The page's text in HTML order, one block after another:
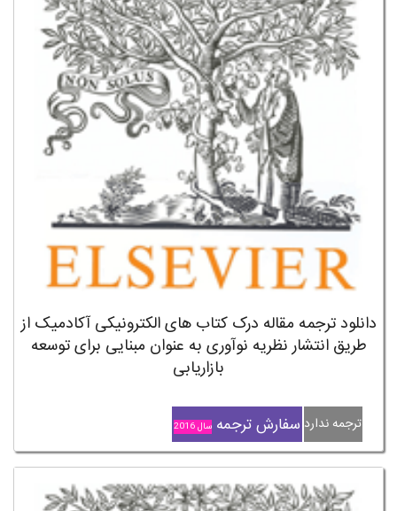
دانلود ترجمه مقاله درک کتاب های الکترونیکی آکادمیک از
طریق انتشار نظریه نوآوری به عنوان مبنایی برای توسعه
بازاریابی
ترجمه ندارد سفارش ترجمه سال 2016